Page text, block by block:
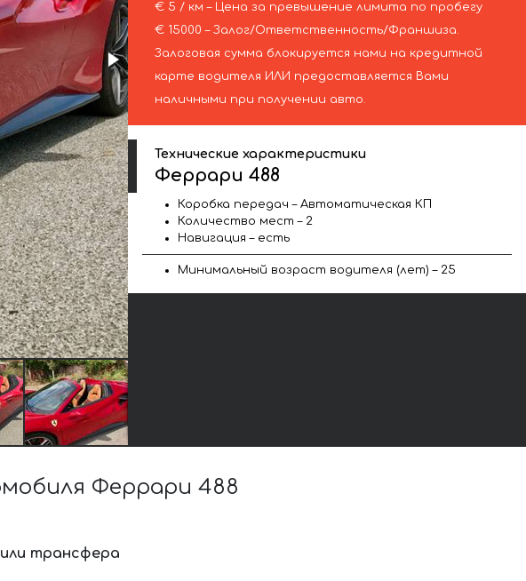
€ 5 / км – Цена за превышение лимита по пробегу
€ 15000 – Залог/Ответственность/Франшиза.
Залоговая сумма блокируется нами на кредитной
карте водителя ИЛИ предоставляется Вами
наличными при получении авто.
Технические характеристики
Феррари 488
Коробка передач – Автоматическая КП
Количество мест – 2
Навигация – есть
Минимальный возраст водителя (лет) – 25
Феррари 488
трансфера